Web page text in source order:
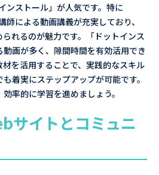
ンストール」が人気です。特に
師による動画講義が充実しており、
れるのが魅力です。「ドットインス
動画が多く、隙間時間を有効活用でき
を活用することで、実践的なスキル
着実にステップアップが可能です。
率的に学習を進めましょう。
サイトとコミュニ